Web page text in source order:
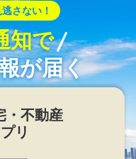
さない！
知で
が届く
・不動産
リ